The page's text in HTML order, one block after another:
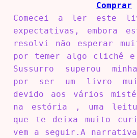
Comprar
Comecei a ler este
expectativas, embora
resolvi não esperar
por temer algo clichê e
Sussurro superou
por ser um livro
devido aos vários
na estória , uma
que te deixa muito
vem a seguir.A